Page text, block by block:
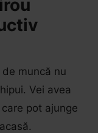
muncă nu
Vei avea
pot ajunge